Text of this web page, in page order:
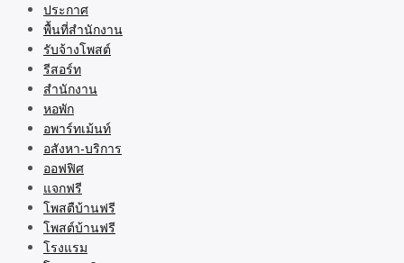
ประกาศ
พื้นที่สำนักงาน
รับจ้างโพสต์
รีสอร์ท
สำนักงาน
หอพัก
อพาร์ทเม้นท์
อสังหา-บริการ
ออฟฟิศ
แจกฟรี
โพสตืบ้านฟรี
โพสต์บ้านฟรี
โรงแรม